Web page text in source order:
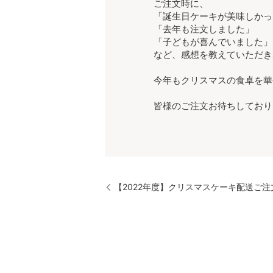
ご注文時に、
「誕生日ケーキが美味しか
「去年も注文しました」
「子どもが喜んでいました」
など、感想を教えていただ
今年もクリスマスの食卓を
皆様のご注文お待ちしてお
【2022年度】クリスマスケーキ配送ご